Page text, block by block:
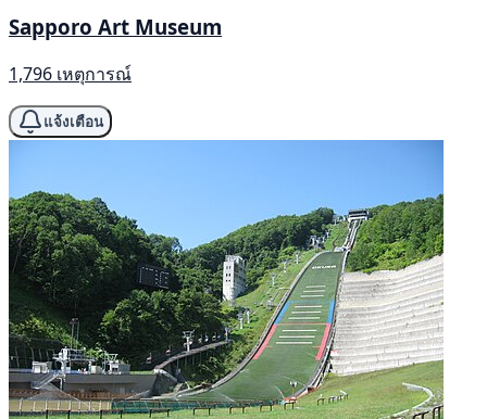
Sapporo Art Museum
1,796 เหตุการณ์
แจ้งเตือน